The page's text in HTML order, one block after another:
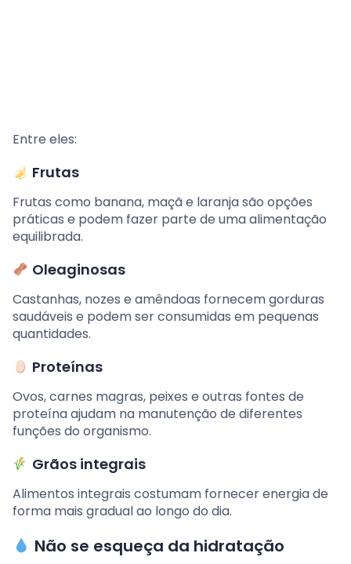
Entre eles:
Frutas
Frutas como banana, maçã e laranja são opções
práticas e podem fazer parte de uma alimentação
equilibrada.
Oleaginosas
Castanhas, nozes e amêndoas fornecem gorduras
saudáveis e podem ser consumidas em pequenas
quantidades.
Proteínas
Ovos, carnes magras, peixes e outras fontes de
proteína ajudam na manutenção de diferentes
funções do organismo.
Grãos integrais
Alimentos integrais costumam fornecer energia de
forma mais gradual ao longo do dia.
Não se esqueça da hidratação